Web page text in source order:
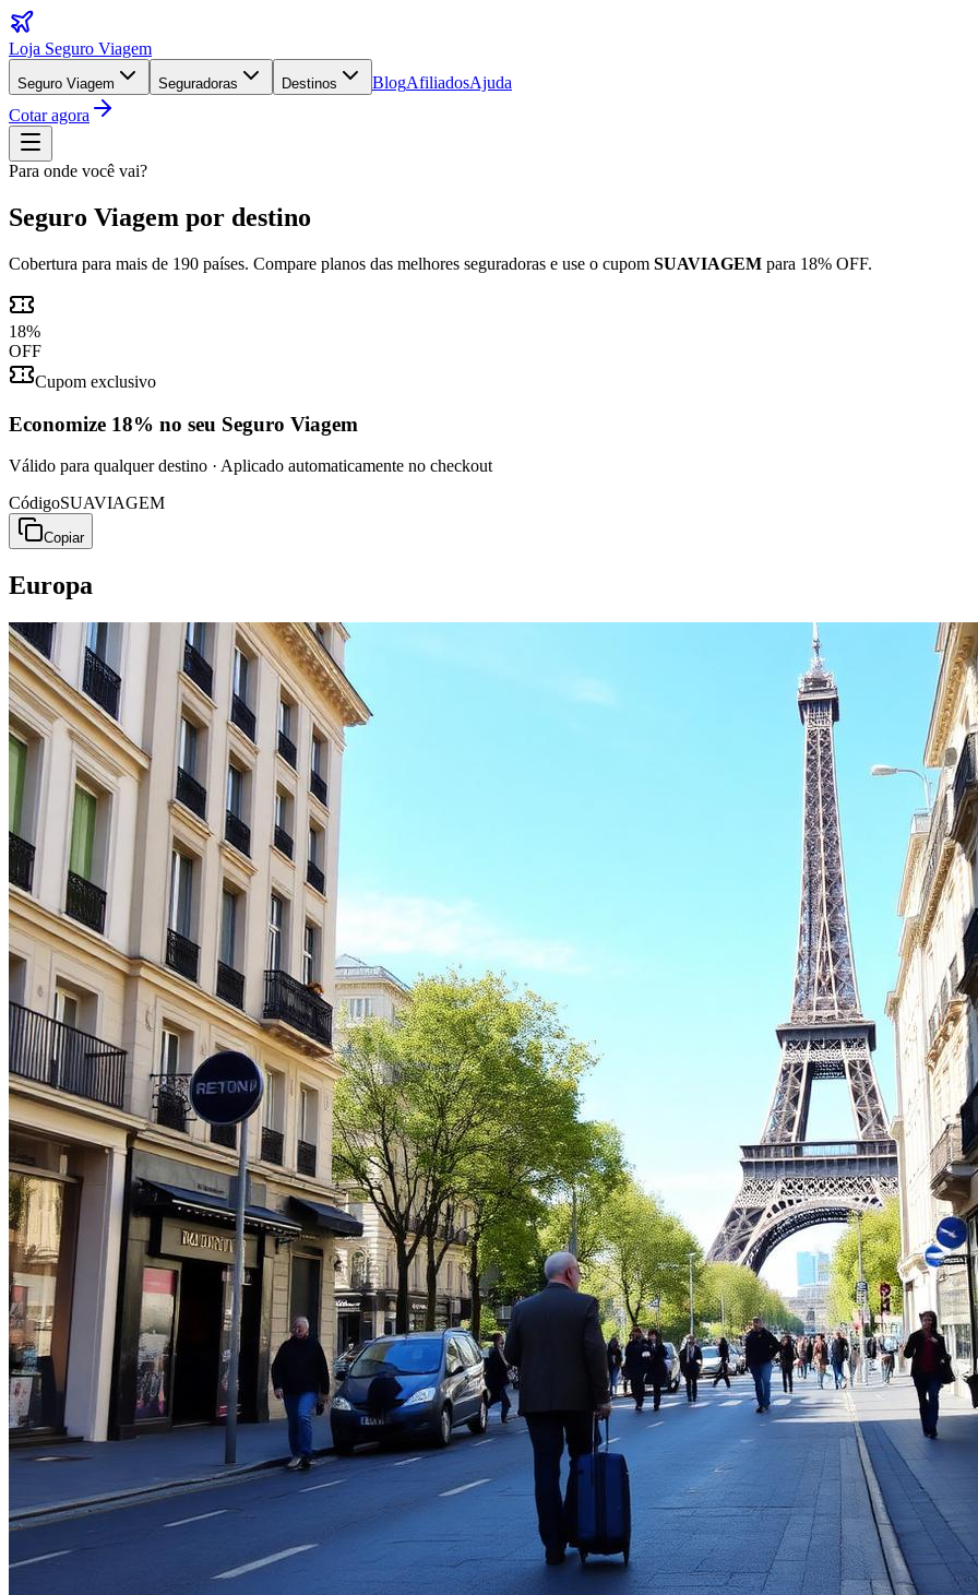
Loja Seguro Viagem
Seguro Viagem Seguradoras Destinos BlogAfiliadosAjuda
Cotar agora
Para onde você vai?
Seguro Viagem por destino
Cobertura para mais de 190 países. Compare planos das melhores seguradoras e use o cupom SUAVIAGEM para 18% OFF.
18%
OFF
Cupom exclusivo
Economize 18% no seu Seguro Viagem
Válido para qualquer destino · Aplicado automaticamente no checkout
CódigoSUAVIAGEM
Copiar
Europa